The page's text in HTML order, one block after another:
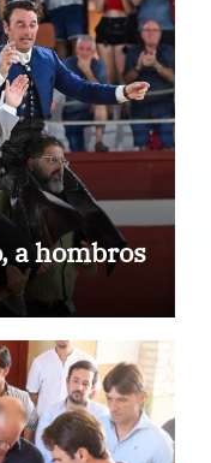
a hombros